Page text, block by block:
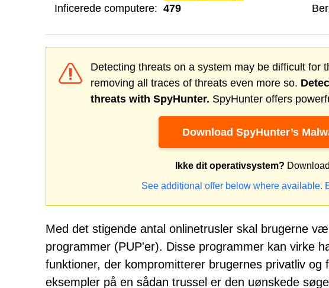
Inficerede computere: 479
Detecting threats on a system may be difficult for
removing all traces of threats even more so.
threats with SpyHunter. SpyHunter offers
Download SpyHunter’s
Ikke dit operativsystem?
See additional offer below where available.
Med det stigende antal onlinetrusler skal brugerne
programmer (PUP'er). Disse programmer kan virke
funktioner, der kompromitterer brugernes privatliv
eksempler på en sådan trussel er den uønskede